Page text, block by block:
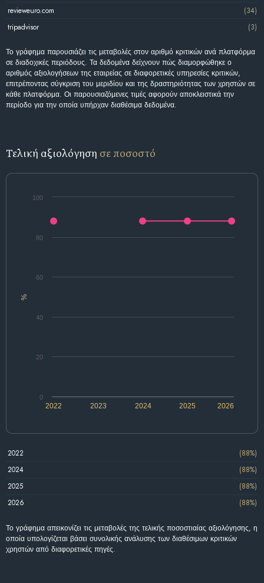
revieweuro.com
(34)
tripadvisor
(3)
Το γράφημα παρουσιάζει τις μεταβολές στον αριθμό κριτικών ανά πλατφόρμα
σε διαδοχικές περιόδους. Τα δεδομένα δείχνουν πώς διαμορφώθηκε ο
αριθμός αξιολογήσεων της εταιρείας σε διαφορετικές υπηρεσίες κριτικών,
επιτρέποντας σύγκριση του μεριδίου και της δραστηριότητας των χρηστών σε
κάθε πλατφόρμα. Οι παρουσιαζόμενες τιμές αφορούν αποκλειστικά την
περίοδο για την οποία υπήρχαν διαθέσιμα δεδομένα.
Τελική αξιολόγηση σε ποσοστό
%
2022 2024 2026
2023 2025
0
20
40
60
80
100
2022
(88%)
2024
(88%)
2025
(88%)
2026
(88%)
Το γράφημα απεικονίζει τις μεταβολές της τελικής ποσοστιαίας αξιολόγησης, η
οποία υπολογίζεται βάσει συνολικής ανάλυσης των διαθέσιμων κριτικών
χρηστών από διαφορετικές πηγές.